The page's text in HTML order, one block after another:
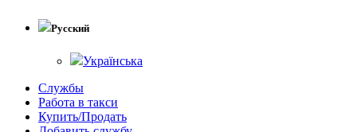
Русский
Українська
Службы
Работа в такси
Купить/Продать